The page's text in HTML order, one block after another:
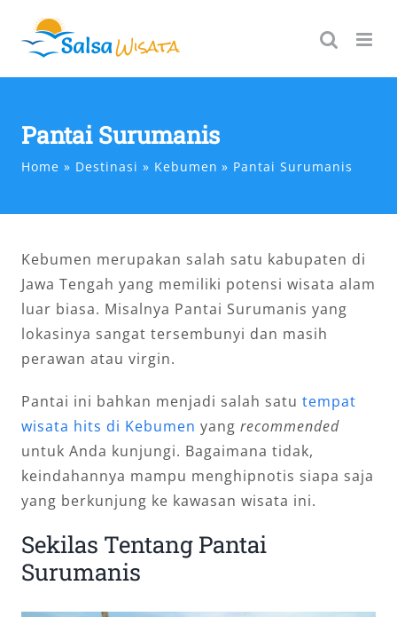
content
Pantai Surumanis
Home Destinasi Kebumen Pantai Surumanis
Kebumen merupakan salah satu kabupaten di
Jawa Tengah yang memiliki potensi wisata alam
luar biasa. Misalnya Pantai Surumanis yang
lokasinya sangat tersembunyi dan masih
perawan atau virgin.
Pantai ini bahkan menjadi salah satu tempat
wisata hits di Kebumen yang recommended
untuk Anda kunjungi. Bagaimana tidak,
keindahannya mampu menghipnotis siapa saja
yang berkunjung ke kawasan wisata ini.
Sekilas Tentang Pantai
Surumanis